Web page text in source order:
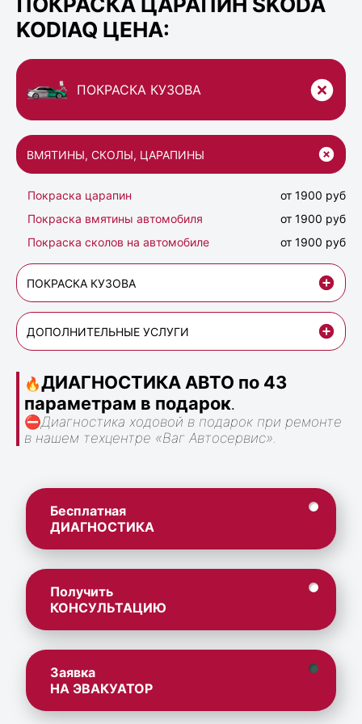
KODIAQ ЦЕНА:
ПОКРАСКА КУЗОВА
ВМЯТИНЫ, СКОЛЫ, ЦАРАПИНЫ
Покраска царапин
от 1900 руб
Покраска вмятины автомобиля
от 1900 руб
Покраска сколов на автомобиле
от 1900 руб
ПОКРАСКА КУЗОВА
ДОПОЛНИТЕЛЬНЫЕ УСЛУГИ
🔥ДИАГНОСТИКА АВТО по 43
параметрам в подарок.
⛔Диагностика ходовой в подарок при ремонте
в нашем техцентре «Ваг Автосервис».
Бесплатная
ДИАГНОСТИКА
Получить
КОНСУЛЬТАЦИЮ
Заявка
НА ЭВАКУАТОР